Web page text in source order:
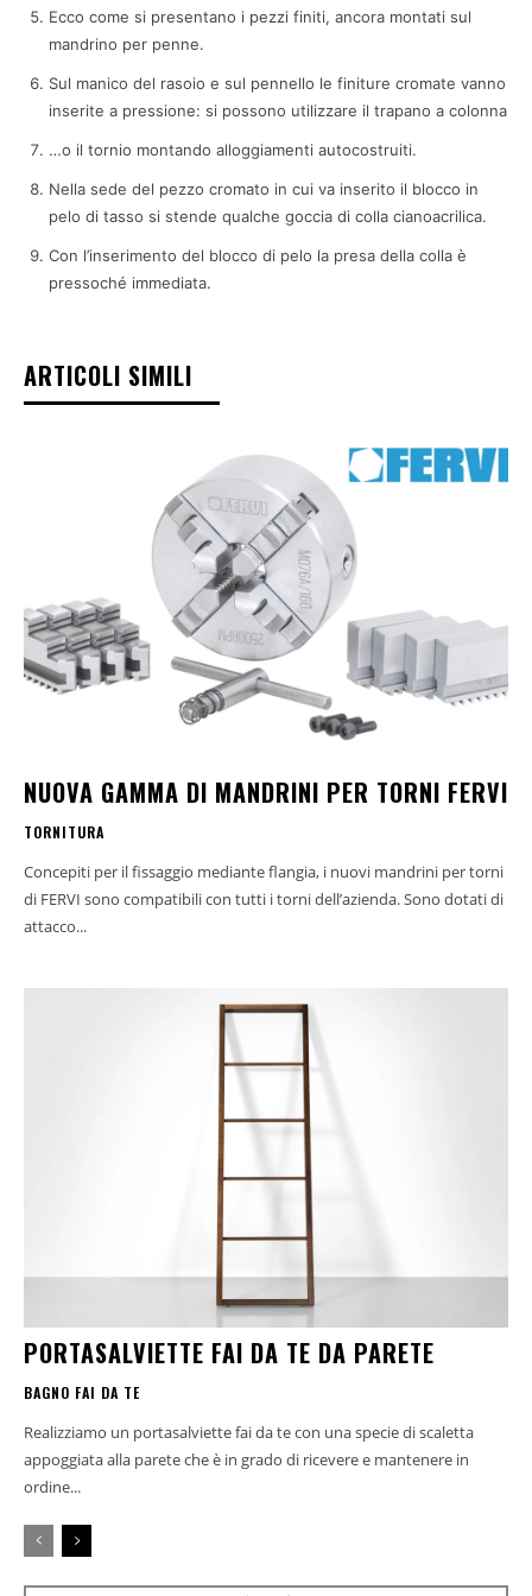
Ecco come si presentano i pezzi finiti, ancora montati sul
mandrino per penne.
Sul manico del rasoio e sul pennello le finiture cromate vanno
inserite a pressione: si possono utilizzare il trapano a colonna
…o il tornio montando alloggiamenti autocostruiti.
Nella sede del pezzo cromato in cui va inserito il blocco in
pelo di tasso si stende qualche goccia di colla cianoacrilica.
Con l’inserimento del blocco di pelo la presa della colla è
pressoché immediata.
ARTICOLI SIMILI
NUOVA GAMMA DI MANDRINI PER TORNI FERVI
TORNITURA
Concepiti per il fissaggio mediante flangia, i nuovi mandrini per torni
di FERVI sono compatibili con tutti i torni dell’azienda. Sono dotati di
attacco...
PORTASALVIETTE FAI DA TE DA PARETE
BAGNO FAI DA TE
Realizziamo un portasalviette fai da te con una specie di scaletta
appoggiata alla parete che è in grado di ricevere e mantenere in
ordine...